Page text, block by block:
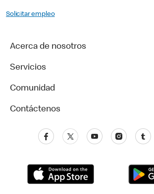
Solicitar empleo
Acerca de nosotros
Servicios
Comunidad
Contáctenos